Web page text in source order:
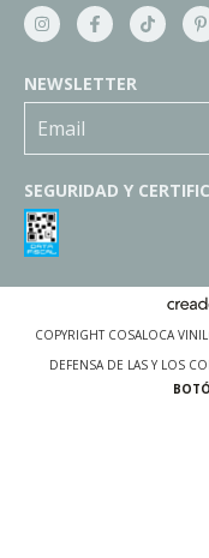
NEWSLETTER
SEGURIDAD Y
COPYRIGHT COSALOCA
DEFENSA DE LAS Y LOS